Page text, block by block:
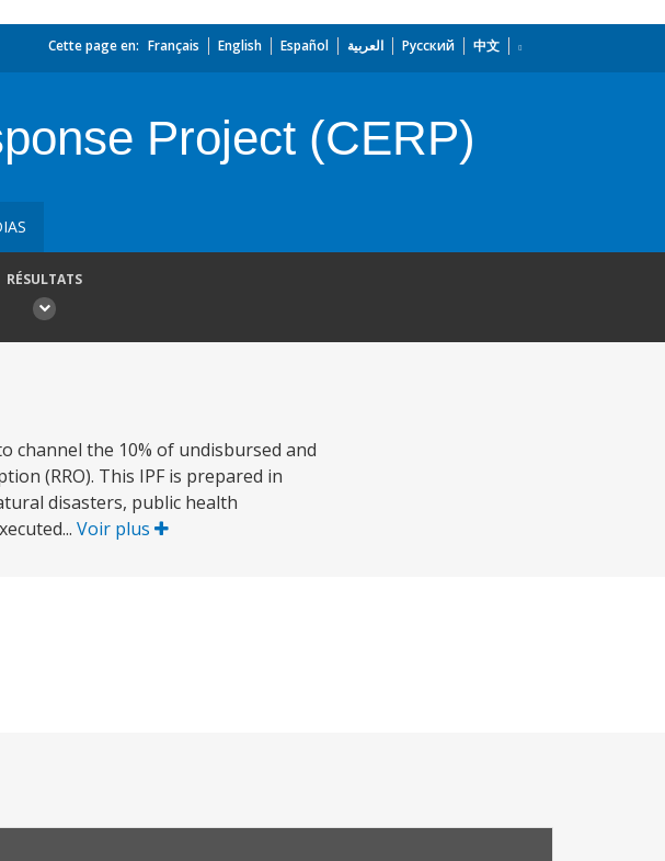
Cette page en: Français English Español العربية Русский 中文
Project (CERP)
RÉSULTATS
channel the 10% of undisbursed and
(RRO). This IPF is prepared in
disasters, public health
Voir plus